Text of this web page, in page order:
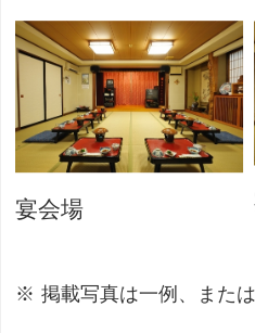
宴会場
掲載写真は一例、また